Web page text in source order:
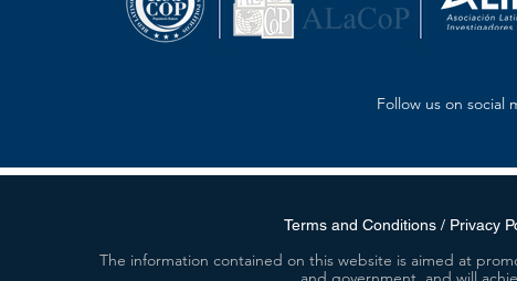
Follow us on social
Terms and Conditions / Privacy
The information contained on this website is aimed at